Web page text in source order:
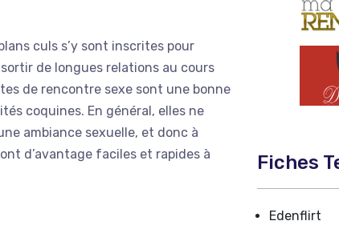
culs s’y sont inscrites pour
de longues relations au cours
de rencontre sexe sont une bonne
coquines. En général, elles ne
ambiance sexuelle, et donc à
d’avantage faciles et rapides à
Fiches
Edenflirt